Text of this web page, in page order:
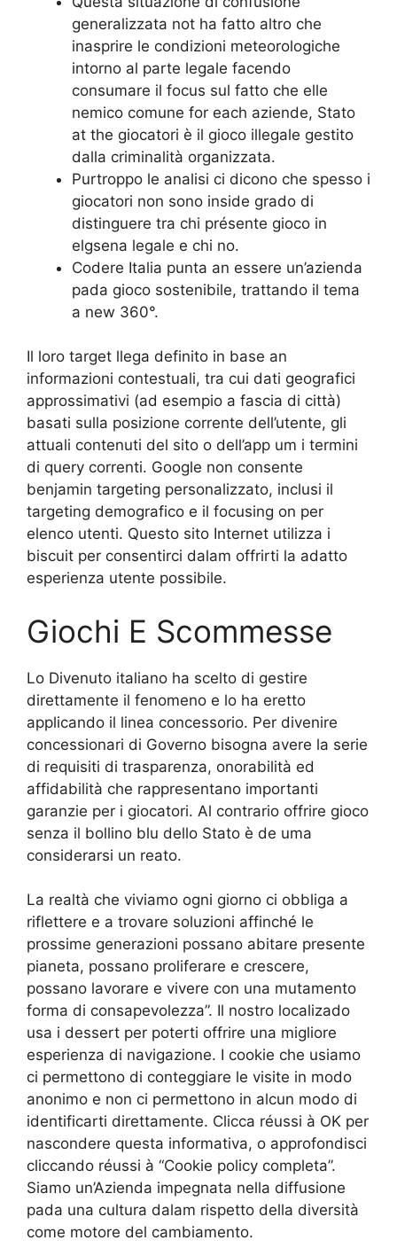
generalizzata not ha fatto altro che
inasprire le condizioni meteorologiche
intorno al parte legale facendo
consumare il focus sul fatto che elle
nemico comune for each aziende, Stato
at the giocatori è il gioco illegale gestito
dalla criminalità organizzata.
Purtroppo le analisi ci dicono che spesso i
giocatori non sono inside grado di
distinguere tra chi présente gioco in
elgsena legale e chi no.
Codere Italia punta an essere un’azienda
pada gioco sostenibile, trattando il tema
a new 360°.
Il loro target llega definito in base an
informazioni contestuali, tra cui dati geografici
approssimativi (ad esempio a fascia di città)
basati sulla posizione corrente dell’utente, gli
attuali contenuti del sito o dell’app um i termini
di query correnti. Google non consente
benjamin targeting personalizzato, inclusi il
targeting demografico e il focusing on per
elenco utenti. Questo sito Internet utilizza i
biscuit per consentirci dalam offrirti la adatto
esperienza utente possibile.
Giochi E Scommesse
Lo Divenuto italiano ha scelto di gestire
direttamente il fenomeno e lo ha eretto
applicando il linea concessorio. Per divenire
concessionari di Governo bisogna avere la serie
di requisiti di trasparenza, onorabilità ed
affidabilità che rappresentano importanti
garanzie per i giocatori. Al contrario offrire gioco
senza il bollino blu dello Stato è de uma
considerarsi un reato.
La realtà che viviamo ogni giorno ci obbliga a
riflettere e a trovare soluzioni affinché le
prossime generazioni possano abitare presente
pianeta, possano proliferare e crescere,
possano lavorare e vivere con una mutamento
forma di consapevolezza”. Il nostro localizado
usa i dessert per poterti offrire una migliore
esperienza di navigazione. I cookie che usiamo
ci permettono di conteggiare le visite in modo
anonimo e non ci permettono in alcun modo di
identificarti direttamente. Clicca réussi à OK per
nascondere questa informativa, o approfondisci
cliccando réussi à “Cookie policy completa”.
Siamo un’Azienda impegnata nella diffusione
pada una cultura dalam rispetto della diversità
come motore del cambiamento.